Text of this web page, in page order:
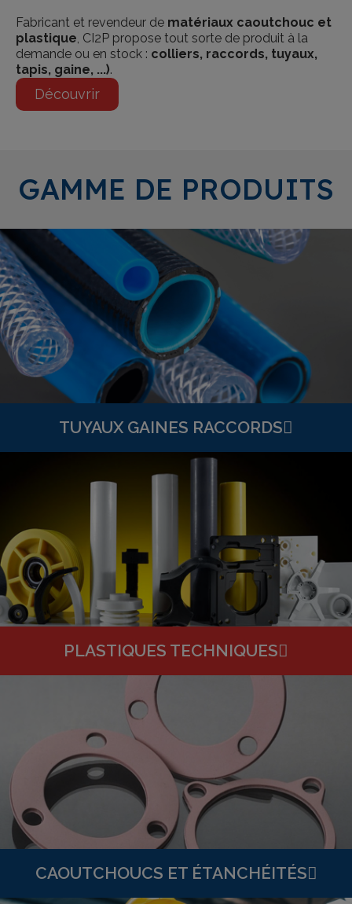
Fabricant et revendeur de matériaux caoutchouc et
plastique, CI2P propose tout sorte de produit à la
demande ou en stock : colliers, raccords, tuyaux,
tapis, gaine, ...).
Découvrir
GAMME DE PRODUITS
TUYAUX GAINES RACCORDS
PLASTIQUES TECHNIQUES
CAOUTCHOUCS ET ÉTANCHÉITÉS